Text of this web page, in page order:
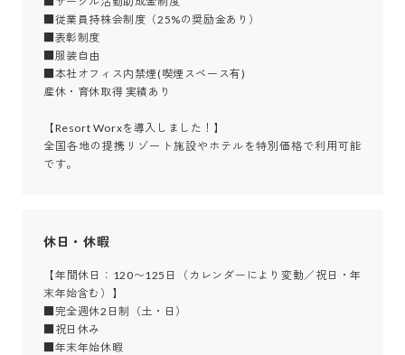
■従業員持株会制度（25%の奨励金あり）
■表彰制度
■服装自由
■本社オフィス内禁煙(喫煙スペース有)
産休・育休取得 実績あり
【Resort Worxを導入しました！】
全国各地の提携リゾート施設やホテルを特別価格で利用可能
です。
休日・休暇
【年間休日：120〜125日（カレンダーにより変動／祝日・年
末年始含む）】
■完全週休2日制（土・日）
■祝日休み
■年末年始休暇